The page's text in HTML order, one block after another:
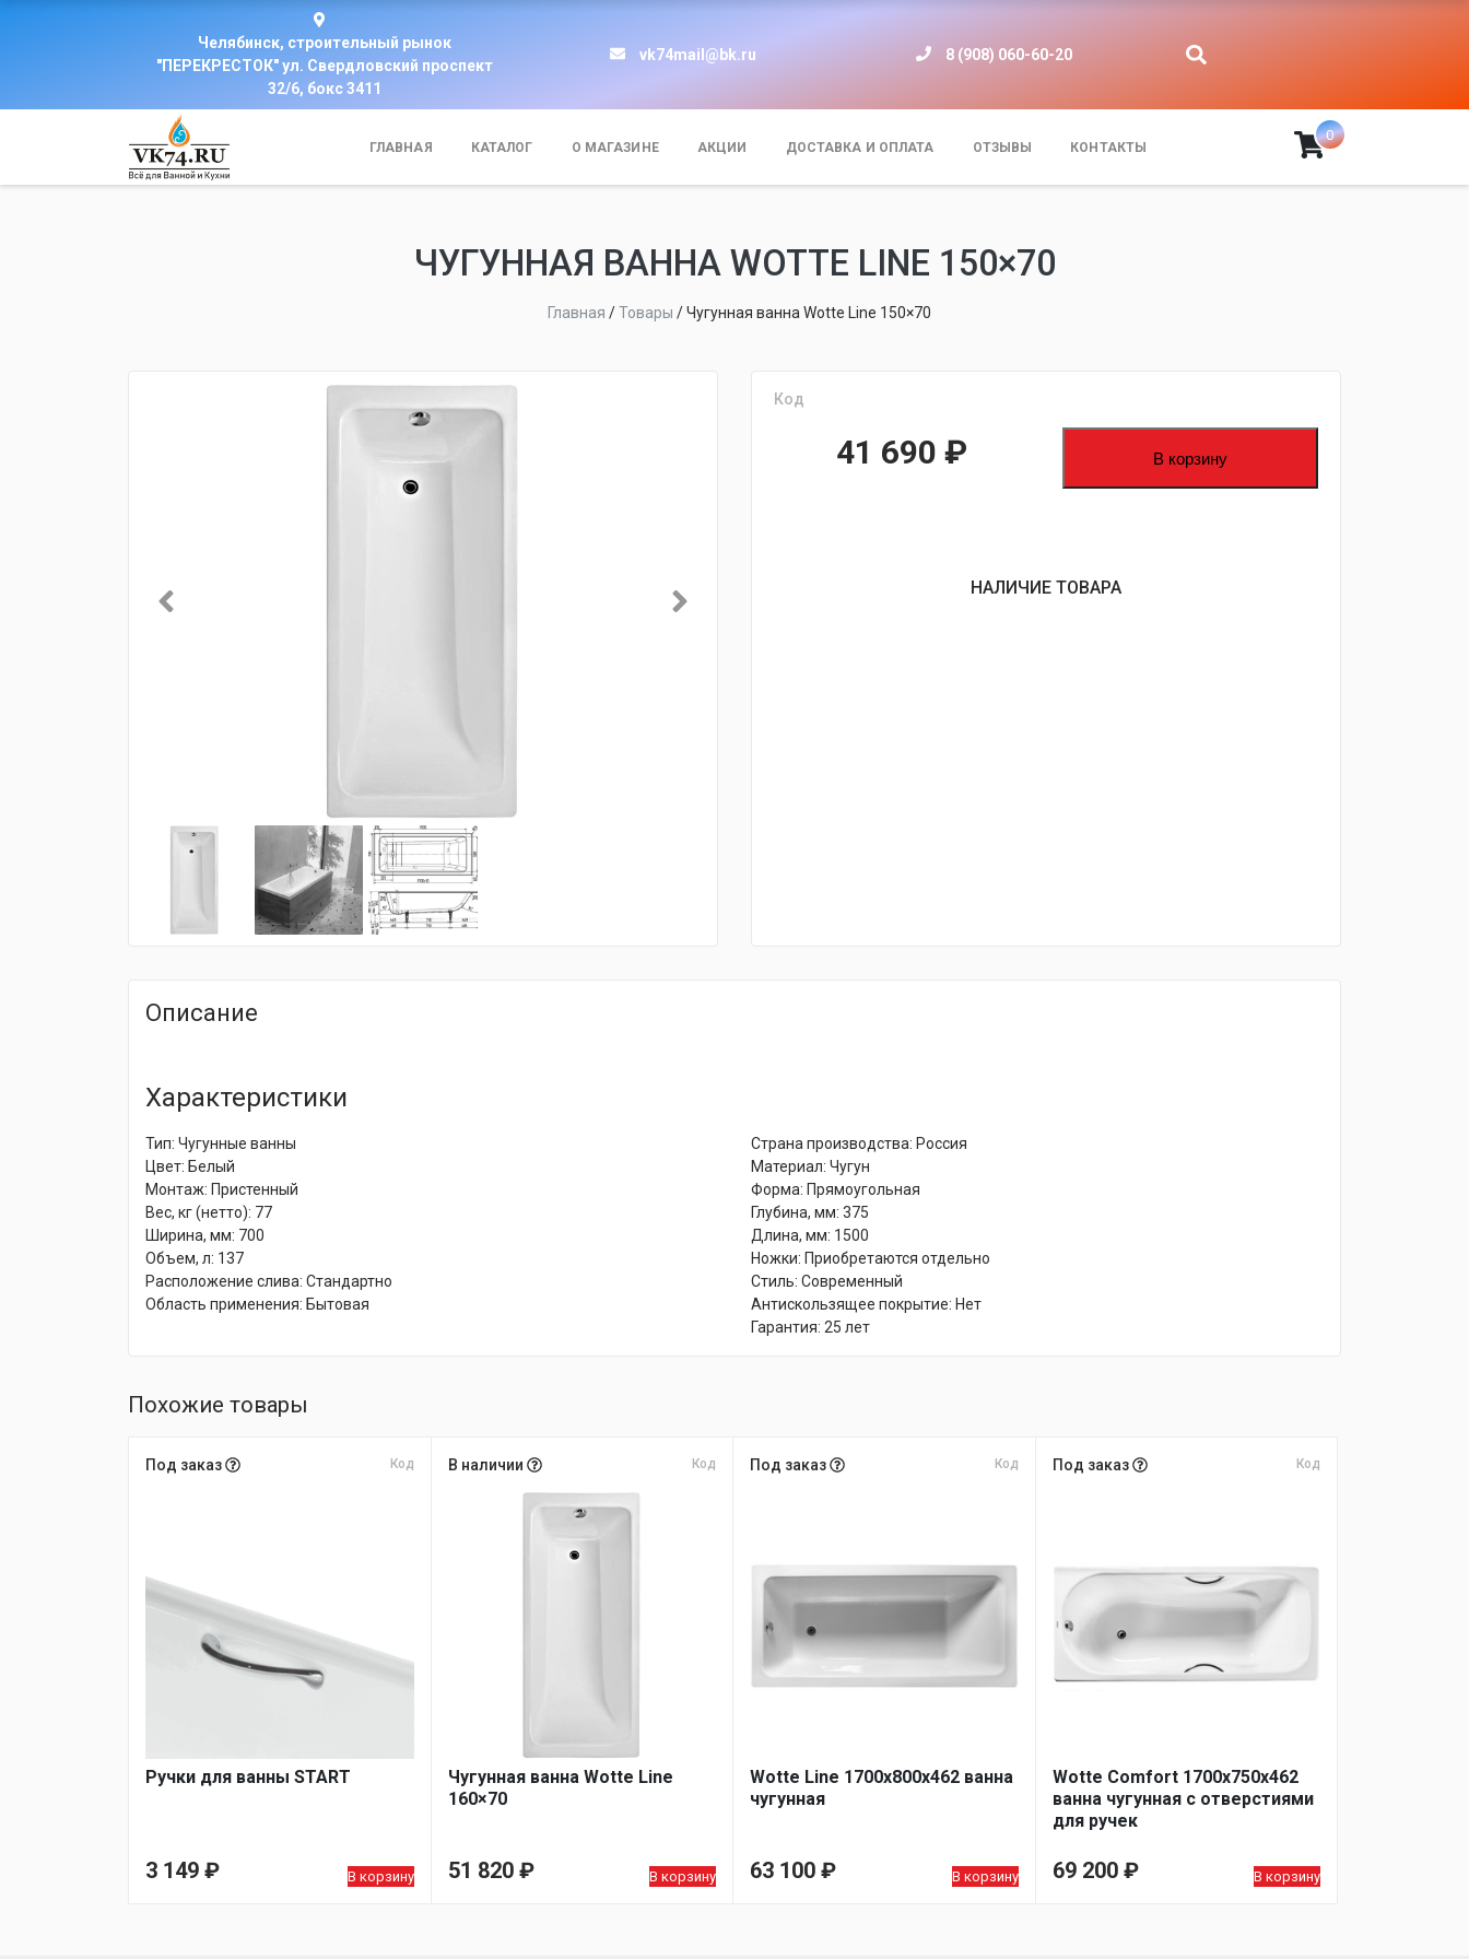
Челябинск, строительный рынок
"ПЕРЕКРЕСТОК" ул. Свердловский проспект
32/6, бокс 3411
vk74mail@bk.ru 8 (908) 060-60-20
ГЛАВНАЯ КАТАЛОГ О МАГАЗИНЕ АКЦИИ ДОСТАВКА И ОПЛАТА ОТЗЫВЫ КОНТАКТЫ
0
ЧУГУННАЯ ВАННА WOTTE LINE 150×70
Главная /Товары /Чугунная ванна Wotte Line 150×70
Код
41 690 ₽ В корзину
НАЛИЧИЕ ТОВАРА
Описание
Характеристики
Тип: Чугунные ванны
Страна производства: Россия
Цвет: Белый
Материал: Чугун
Монтаж: Пристенный
Форма: Прямоугольная
Вес, кг (нетто): 77
Глубина, мм: 375
Ширина, мм: 700
Длина, мм: 1500
Объем, л: 137
Ножки: Приобретаются отдельно
Расположение слива: Стандартно
Стиль: Современный
Область применения: Бытовая
Антискользящее покрытие: Нет
Гарантия: 25 лет
Похожие товары
Под заказ Код
Ручки для ванны START
3 149 ₽ В корзину
В наличии Код
Чугунная ванна Wotte Line
160×70
51 820 ₽ В корзину
Под заказ Код
Wotte Line 1700х800х462 ванна
чугунная
63 100 ₽ В корзину
Под заказ Код
Wotte Comfort 1700х750х462
ванна чугунная c отверстиями
для ручек
69 200 ₽ В корзину